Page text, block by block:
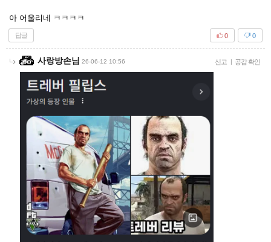
아 어울리네 ㅋㅋㅋㅋ
답글 0
0
사랑방손님 26-06-12 10:56 신고 | 공감 확인